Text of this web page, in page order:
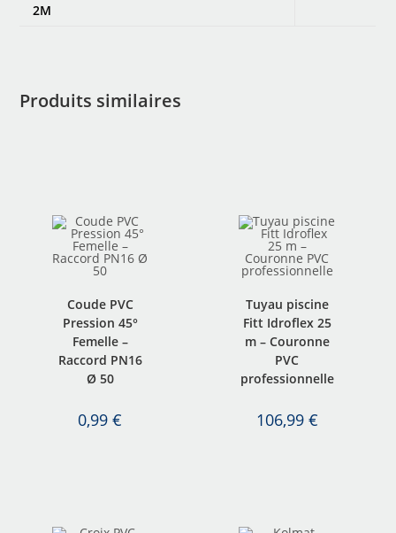
2M
Produits similaires
Coude PVC
Pression 45°
Femelle –
Raccord PN16
Ø 50
0,99€
Tuyau piscine
Fitt Idroflex 25
m – Couronne
PVC
professionnelle
106,99 €